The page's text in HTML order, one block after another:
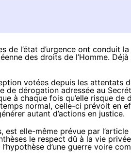
l’état d’urgence ont conduit
des droits de l’Homme.
votées depuis les attentats
de dérogation adressée au
à chaque fois qu’elle risque de
normal, celle-ci prévoit en
autant d’actions en justice.
, est elle-même prévue par
le respect dû à la vie
d’une guerre voire